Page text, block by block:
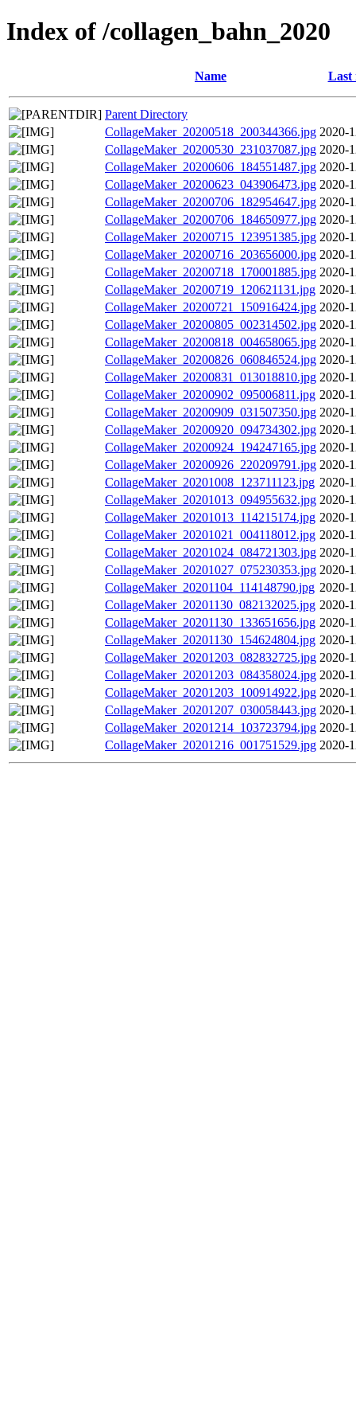
Index of /collagen_bahn_2020
Name Last
Parent Directory
CollageMaker_20200518_200344366.jpg 2020-
CollageMaker_20200530_231037087.jpg 2020-
CollageMaker_20200606_184551487.jpg 2020-
CollageMaker_20200623_043906473.jpg 2020-
CollageMaker_20200706_182954647.jpg 2020-
CollageMaker_20200706_184650977.jpg 2020-
CollageMaker_20200715_123951385.jpg 2020-
CollageMaker_20200716_203656000.jpg 2020-
CollageMaker_20200718_170001885.jpg 2020-
CollageMaker_20200719_120621131.jpg 2020-
CollageMaker_20200721_150916424.jpg 2020-
CollageMaker_20200805_002314502.jpg 2020-
CollageMaker_20200818_004658065.jpg 2020-
CollageMaker_20200826_060846524.jpg 2020-
CollageMaker_20200831_013018810.jpg 2020-
CollageMaker_20200902_095006811.jpg 2020-
CollageMaker_20200909_031507350.jpg 2020-
CollageMaker_20200920_094734302.jpg 2020-
CollageMaker_20200924_194247165.jpg 2020-
CollageMaker_20200926_220209791.jpg 2020-
CollageMaker_20201008_123711123.jpg 2020-
CollageMaker_20201013_094955632.jpg 2020-
CollageMaker_20201013_114215174.jpg 2020-
CollageMaker_20201021_004118012.jpg 2020-
CollageMaker_20201024_084721303.jpg 2020-
CollageMaker_20201027_075230353.jpg 2020-
CollageMaker_20201104_114148790.jpg 2020-
CollageMaker_20201130_082132025.jpg 2020-
CollageMaker_20201130_133651656.jpg 2020-
CollageMaker_20201130_154624804.jpg 2020-
CollageMaker_20201203_082832725.jpg 2020-
CollageMaker_20201203_084358024.jpg 2020-
CollageMaker_20201203_100914922.jpg 2020-
CollageMaker_20201207_030058443.jpg 2020-
CollageMaker_20201214_103723794.jpg 2020-
CollageMaker_20201216_001751529.jpg 2020-